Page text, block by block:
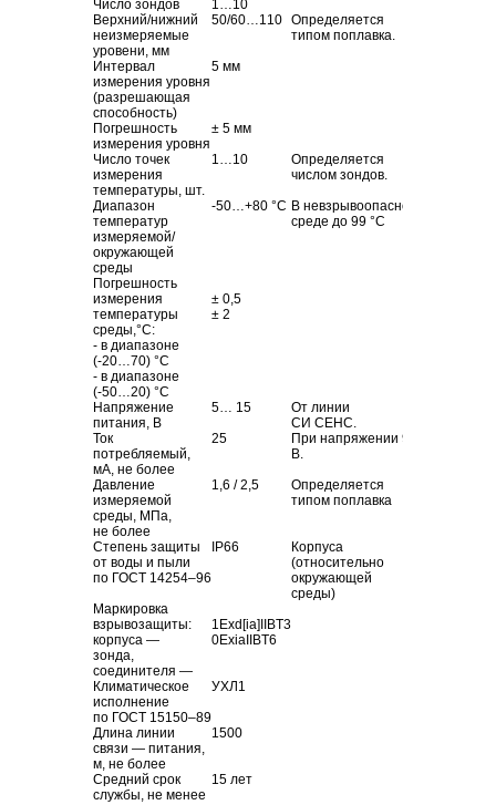
Число зондов
1…10
Верхний/нижний
неизмеряемые
уровени, мм
50/60…110 Определяется
типом поплавка.
Интервал
измерения уровня
(разрешающая
способность)
5 мм
Погрешность
измерения уровня
± 5 мм
Число точек
измерения
температуры, шт.
1…10
Определяется
числом зондов.
Диапазон
температур
измеряемой/
окружающей
среды
-50…+80 °С В невзрывоопасной
среде до 99 °С
Погрешность
измерения
температуры
среды,°С:
- в диапазоне
(-20…70) °С
- в диапазоне
(-50…20) °С
± 0,5
± 2
Напряжение
питания, В
5… 15
От линии
СИ СЕНС.
Ток
потребляемый,
мА, не более
25
При напряжении 9
В.
Давление
измеряемой
среды, МПа,
не более
1,6 / 2,5
Определяется
типом поплавка
Степень защиты
от воды и пыли
по ГОСТ 14254–96
IP66
Корпуса
(относительно
окружающей
среды)
Маркировка
взрывозащиты:
корпуса —
зонда,
соединителя —
1Еxd[ia]IIBT3
0ExiaIIBT6
Климатическое
исполнение
по ГОСТ 15150–89
УХЛ1
Длина линии
связи — питания,
м, не более
1500
Средний срок
службы, не менее
15 лет